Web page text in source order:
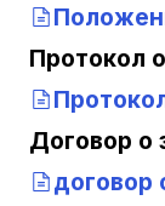
Протокол
Договор о
договор